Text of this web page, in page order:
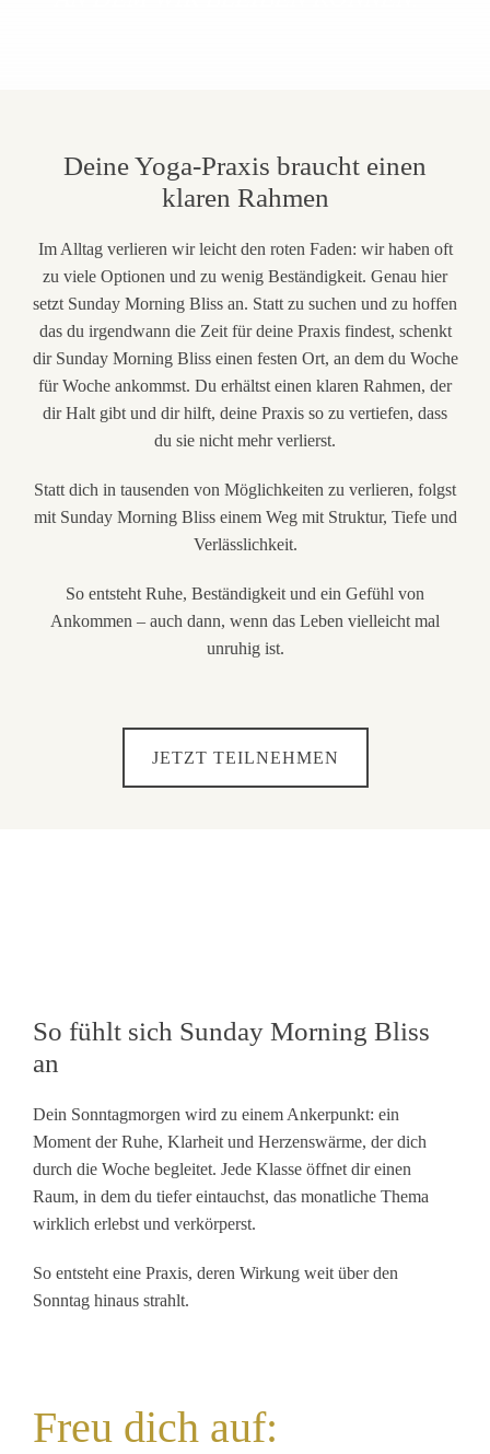
Deine Yoga-Praxis braucht einen
klaren Rahmen
Im Alltag verlieren wir leicht den roten Faden: wir haben oft
zu viele Optionen und zu wenig Beständigkeit. Genau hier
setzt Sunday Morning Bliss an. Statt zu suchen und zu hoffen
das du irgendwann die Zeit für deine Praxis findest, schenkt
dir Sunday Morning Bliss einen festen Ort, an dem du Woche
für Woche ankommst. Du erhältst einen klaren Rahmen, der
dir Halt gibt und dir hilft, deine Praxis so zu vertiefen, dass
du sie nicht mehr verlierst.
Statt dich in tausenden von Möglichkeiten zu verlieren, folgst
mit Sunday Morning Bliss einem Weg mit Struktur, Tiefe und
Verlässlichkeit.
So entsteht Ruhe, Beständigkeit und ein Gefühl von
Ankommen – auch dann, wenn das Leben vielleicht mal
unruhig ist.
JETZT TEILNEHMEN
So fühlt sich Sunday Morning Bliss
an
Dein Sonntagmorgen wird zu einem Ankerpunkt: ein
Moment der Ruhe, Klarheit und Herzenswärme, der dich
durch die Woche begleitet. Jede Klasse öffnet dir einen
Raum, in dem du tiefer eintauchst, das monatliche Thema
wirklich erlebst und verkörperst.
So entsteht eine Praxis, deren Wirkung weit über den
Sonntag hinaus strahlt.
Freu dich auf: